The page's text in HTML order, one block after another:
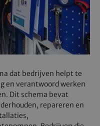
dat bedrijven helpt te
en verantwoord werken
Dit schema bevat
repareren en